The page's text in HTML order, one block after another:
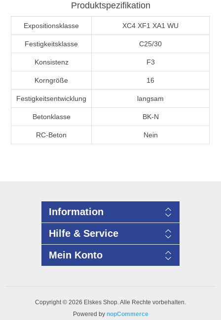
Produktspezifikation
Expositionsklasse XC4 XF1 XA1 WU
Festigkeitsklasse C25/30
Konsistenz F3
Korngröße 16
Festigkeitsentwicklung langsam
Betonklasse BK-N
RC-Beton Nein
Information
Hilfe & Service
Mein Konto
Copyright © 2026 Elskes Shop. Alle Rechte vorbehalten.
Powered by nopCommerce